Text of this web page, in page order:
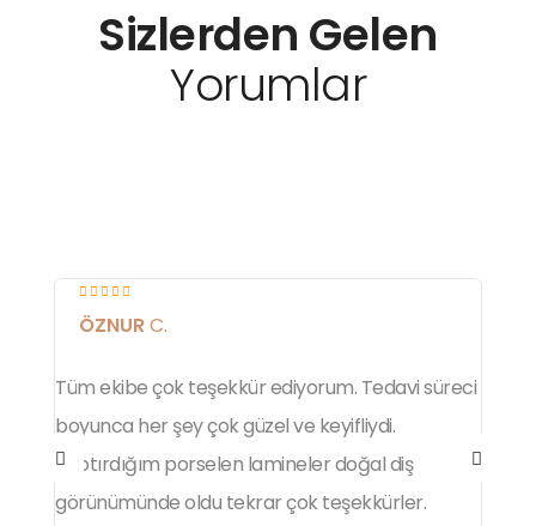
Sizlerden Gelen
Yorumlar
ÖZNURC.
Tüm ekibe çok teşekkür ediyorum. Tedavi süreci
boyunca her şey çok güzel ve keyifliydi.
Yaptırdığım porselen lamineler doğal diş
görünümünde oldu tekrar çok teşekkürler.